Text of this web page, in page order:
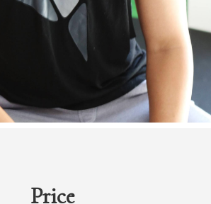
Price